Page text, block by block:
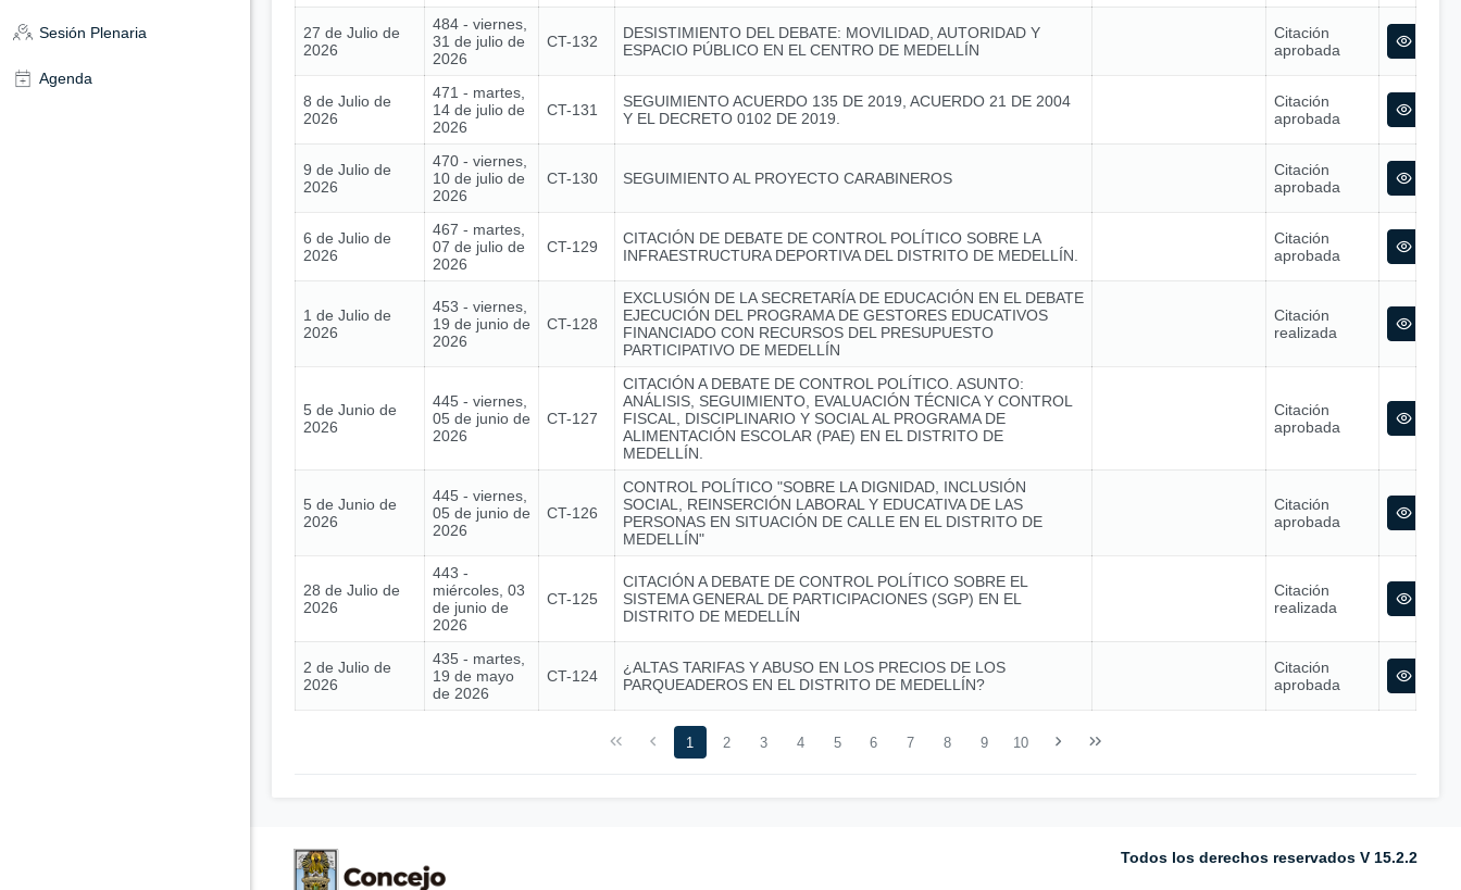
Sesión Plenaria
Agenda
27 de Julio de
2026
484 - viernes,
31 de julio de
2026
CT-132
DESISTIMIENTO DEL DEBATE: MOVILIDAD, AUTORIDAD Y
ESPACIO PÚBLICO EN EL CENTRO DE MEDELLÍN
Citación
aprobada
8 de Julio de
2026
471 - martes,
14 de julio de
2026
CT-131
SEGUIMIENTO ACUERDO 135 DE 2019, ACUERDO 21 DE 2004
Y EL DECRETO 0102 DE 2019.
Citación
aprobada
9 de Julio de
2026
470 - viernes,
10 de julio de
2026
CT-130 SEGUIMIENTO AL PROYECTO CARABINEROS
Citación
aprobada
6 de Julio de
2026
467 - martes,
07 de julio de
2026
CT-129
CITACIÓN DE DEBATE DE CONTROL POLÍTICO SOBRE LA
INFRAESTRUCTURA DEPORTIVA DEL DISTRITO DE MEDELLÍN.
Citación
aprobada
1 de Julio de
2026
453 - viernes,
19 de junio de
2026
CT-128
EXCLUSIÓN DE LA SECRETARÍA DE EDUCACIÓN EN EL DEBATE
EJECUCIÓN DEL PROGRAMA DE GESTORES EDUCATIVOS
FINANCIADO CON RECURSOS DEL PRESUPUESTO
PARTICIPATIVO DE MEDELLÍN
Citación
realizada
5 de Junio de
2026
445 - viernes,
05 de junio de
2026
CT-127
CITACIÓN A DEBATE DE CONTROL POLÍTICO. ASUNTO:
ANÁLISIS, SEGUIMIENTO, EVALUACIÓN TÉCNICA Y CONTROL
FISCAL, DISCIPLINARIO Y SOCIAL AL PROGRAMA DE
ALIMENTACIÓN ESCOLAR (PAE) EN EL DISTRITO DE
MEDELLÍN.
Citación
aprobada
5 de Junio de
2026
445 - viernes,
05 de junio de
2026
CT-126
CONTROL POLÍTICO "SOBRE LA DIGNIDAD, INCLUSIÓN
SOCIAL, REINSERCIÓN LABORAL Y EDUCATIVA DE LAS
PERSONAS EN SITUACIÓN DE CALLE EN EL DISTRITO DE
MEDELLÍN"
Citación
aprobada
28 de Julio de
2026
443 -
miércoles, 03
de junio de
2026
CT-125
CITACIÓN A DEBATE DE CONTROL POLÍTICO SOBRE EL
SISTEMA GENERAL DE PARTICIPACIONES (SGP) EN EL
DISTRITO DE MEDELLÍN
Citación
realizada
2 de Julio de
2026
435 - martes,
19 de mayo
de 2026
CT-124
¿ALTAS TARIFAS Y ABUSO EN LOS PRECIOS DE LOS
PARQUEADEROS EN EL DISTRITO DE MEDELLÍN?
Citación
aprobada
1 2 3 4 5 6 7 8 9 10
Todos los derechos reservados V 15.2.2